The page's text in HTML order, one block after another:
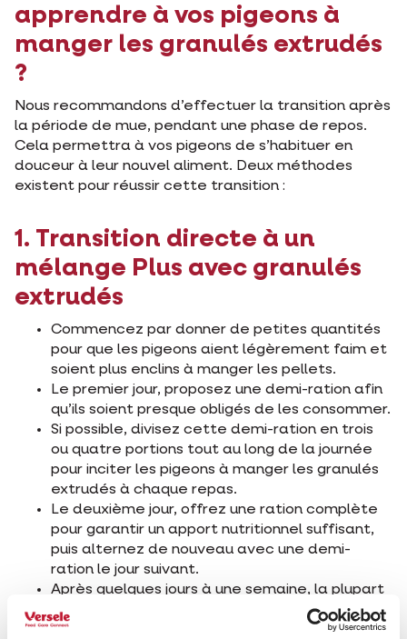
apprendre à vos pigeons à
manger les granulés extrudés
?
Nous recommandons d’effectuer la transition après
la période de mue, pendant une phase de repos.
Cela permettra à vos pigeons de s’habituer en
douceur à leur nouvel aliment. Deux méthodes
existent pour réussir cette transition :
1. Transition directe à un
mélange Plus avec granulés
extrudés
Commencez par donner de petites quantités
pour que les pigeons aient légèrement faim et
soient plus enclins à manger les pellets.
Le premier jour, proposez une demi-ration afin
qu’ils soient presque obligés de les consommer.
Si possible, divisez cette demi-ration en trois
ou quatre portions tout au long de la journée
pour inciter les pigeons à manger les granulés
extrudés à chaque repas.
Le deuxième jour, offrez une ration complète
pour garantir un apport nutritionnel suffisant,
puis alternez de nouveau avec une demi-
ration le jour suivant.
Après quelques jours à une semaine, la plupart
des pigeons mangeront naturellement les
granulés extrudés.